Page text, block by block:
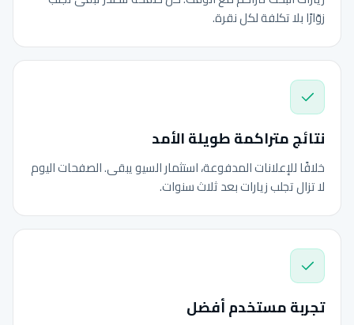
زوّارًا بلا تكلفة لكل نقرة.
نتائج متراكمة طويلة الأمد
خلافًا للإعلانات المدفوعة، استثمار السيو يبقى. الصفحات اليوم
لا تزال تجلب زيارات بعد ثلاث سنوات.
تجربة مستخدم أفضل